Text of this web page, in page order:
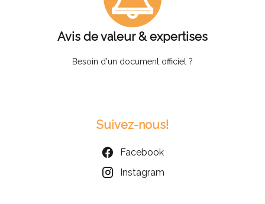
Avis de valeur & expertises
Besoin d'un document officiel ?
Suivez-nous!
Facebook
Instagram